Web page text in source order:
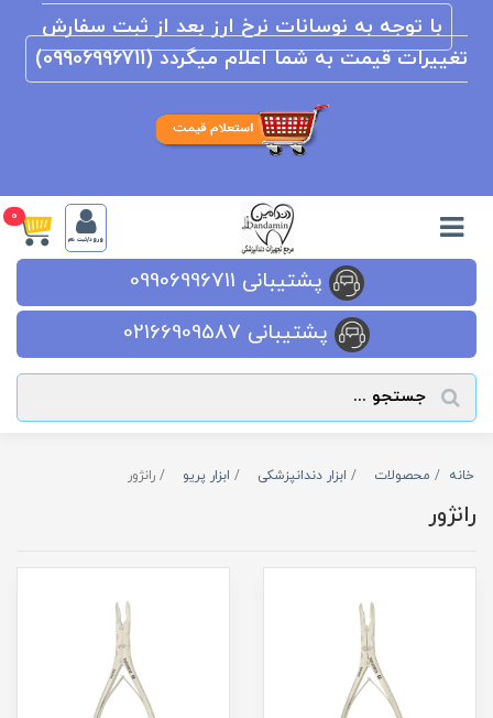
با توجه به نوسانات نرخ ارز بعد از ثبت سفارش
تغییرات قیمت به شما اعلام میگردد (09906996711)
ورود/ثبت نام
0
پشتیبانی 09906996711
پشتیبانی 02166909587
خانه محصولات ابزار دندانپزشکی ابزار پریو رانژور
رانژور